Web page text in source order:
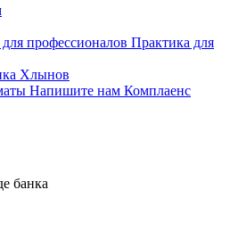
профессионалов Практика для
Хлынов
Напишите нам Комплаенс
банка